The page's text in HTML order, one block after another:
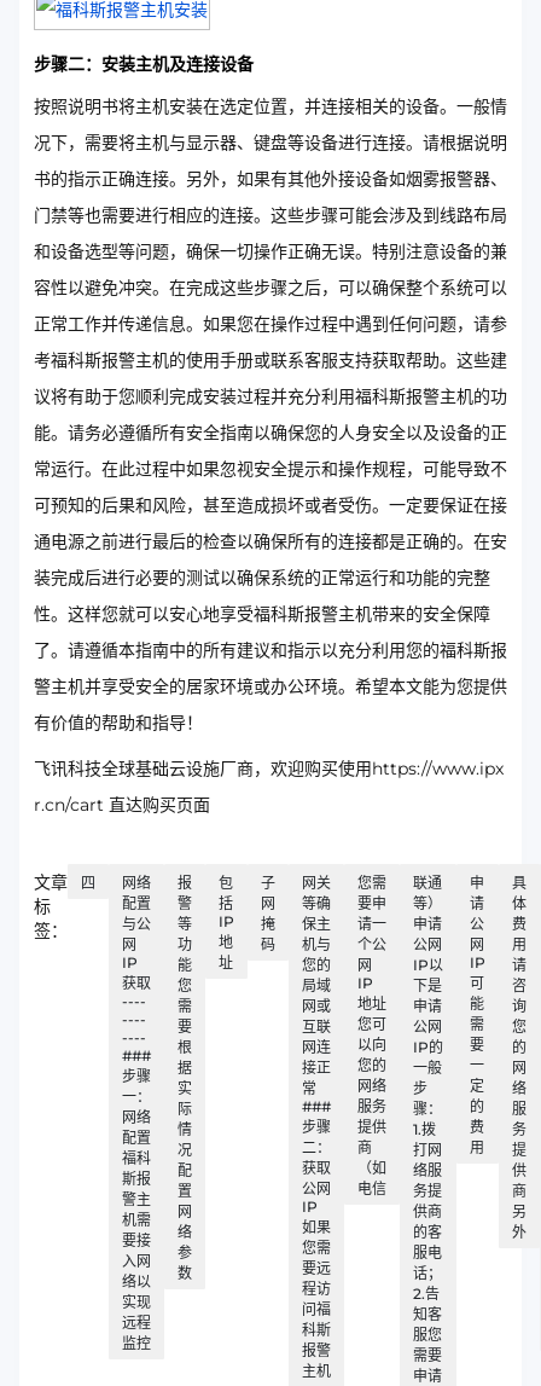
步骤二：安装主机及连接设备
按照说明书将主机安装在选定位置，并连接相关的设备。一般情
况下，需要将主机与显示器、键盘等设备进行连接。请根据说明
书的指示正确连接。另外，如果有其他外接设备如烟雾报警器、
门禁等也需要进行相应的连接。这些步骤可能会涉及到线路布局
和设备选型等问题，确保一切操作正确无误。特别注意设备的兼
容性以避免冲突。在完成这些步骤之后，可以确保整个系统可以
正常工作并传递信息。如果您在操作过程中遇到任何问题，请参
考福科斯报警主机的使用手册或联系客服支持获取帮助。这些建
议将有助于您顺利完成安装过程并充分利用福科斯报警主机的功
能。请务必遵循所有安全指南以确保您的人身安全以及设备的正
常运行。在此过程中如果忽视安全提示和操作规程，可能导致不
可预知的后果和风险，甚至造成损坏或者受伤。一定要保证在接
通电源之前进行最后的检查以确保所有的连接都是正确的。在安
装完成后进行必要的测试以确保系统的正常运行和功能的完整
性。这样您就可以安心地享受福科斯报警主机带来的安全保障
了。请遵循本指南中的所有建议和指示以充分利用您的福科斯报
警主机并享受安全的居家环境或办公环境。希望本文能为您提供
有价值的帮助和指导！
飞讯科技全球基础云设施厂商，欢迎购买使用https://www.ipx
r.cn/cart 直达购买页面
文章
标
签：
四
网络
配置
与公
网
IP
获取
----
----
----
###
步骤
一：
网络
配置
福科
斯报
警主
机需
要接
入网
络以
实现
远程
监控
报
警
等
功
能
您
需
要
根
据
实
际
情
况
配
置
网
络
参
数
包
括
IP
地
址
子
网
掩
码
网关
等确
保主
机与
您的
局域
网或
互联
网连
接正
常
###
步骤
二：
获取
公网
IP
如果
您需
要远
程访
问福
科斯
报警
主机
您需
要申
请一
个公
网
IP
地址
您可
以向
您的
网络
服务
提供
商
（如
电信
联通
等）
申请
公网
IP以
下是
申请
公网
IP的
一般
步
骤：
1.拨
打网
络服
务提
供商
的客
服电
话；
2.告
知客
服您
需要
申请
申
请
公
网
IP
可
能
需
要
一
定
的
费
用
具
体
费
用
请
咨
询
您
的
网
络
服
务
提
供
商
另
外